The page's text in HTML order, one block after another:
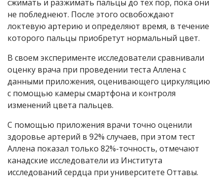
сжимать и разжимать пальцы до тех пор, пока они
не побледнеют. После этого освобождают
локтевую артерию и определяют время, в течение
которого пальцы приобретут нормальный цвет.
В своем эксперименте исследователи сравнивали
оценку врача при проведении теста Аллена с
данными приложения, оценивающего циркуляцию
с помощью камеры смартфона и контроля
изменений цвета пальцев.
С помощью приложения врачи точно оценили
здоровье артерий в 92% случаев, при этом тест
Аллена показал только 82%-точность, отмечают
канадские исследователи из Института
исследований сердца при университете Оттавы.